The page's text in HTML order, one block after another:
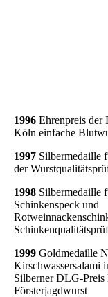
1996 Ehrenpreis der
Köln einfache
1997 Silbermedaille
der
1998 Silbermedaille
Schinkenspeck und
1999 Goldmedaille
Kirschwassersalami
Silberner DLG-Preis
Försterjagdwurst